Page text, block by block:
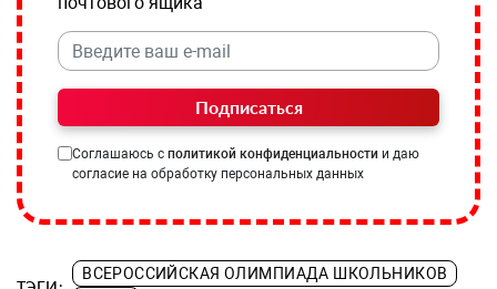
Подписаться
Соглашаюсь с политикой конфиденциальности и даю
согласие на обработку персональных данных
ВСЕРОССИЙСКАЯ ОЛИМПИАДА ШКОЛЬНИКОВ